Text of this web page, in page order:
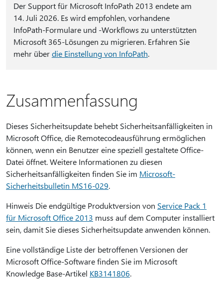
Der Support für Microsoft InfoPath 2013 endete am
14. Juli 2026. Es wird empfohlen, vorhandene
InfoPath-Formulare und -Workflows zu unterstützten
Microsoft 365-Lösungen zu migrieren. Erfahren Sie
mehr überdie Einstellung von InfoPath.
Zusammenfassung
Dieses Sicherheitsupdate behebt Sicherheitsanfälligkeiten in
Microsoft Office, die Remotecodeausführung ermöglichen
können, wenn ein Benutzer eine speziell gestaltete Office-
Datei öffnet. Weitere Informationen zu diesen
Sicherheitsanfälligkeiten finden Sie im Microsoft-
Sicherheitsbulletin MS16-029.
Hinweis Die endgültige Produktversion von Service Pack 1
für Microsoft Office 2013 muss auf dem Computer installiert
sein, damit Sie dieses Sicherheitsupdate anwenden können.
Eine vollständige Liste der betroffenen Versionen der
Microsoft Office-Software finden Sie im Microsoft
Knowledge Base-Artikel KB3141806.